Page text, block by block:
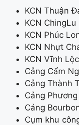
KCN Thuận
KCN ChingLu
KCN Phúc
KCN Nhựt
KCN Vĩnh
Cảng Cẩm
Cảng Thành
Cảng
Cảng
Cụm khu